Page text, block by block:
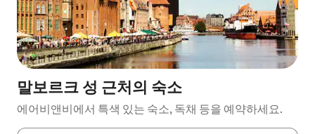
말보르크 성 근처의 숙소
에어비앤비에서 특색 있는 숙소, 독채 등을 예약하세요.